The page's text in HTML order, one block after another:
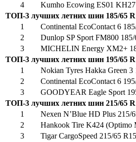
4
Kumho Ecowing ES01
ТОП-3 лучших летних шин 185/65
1
Continental EcoContact 6
2
Dunlop SP Sport FM800
3
MICHELIN Energy XM2+
ТОП-3 лучших летних шин 195/65
1
Nokian Tyres Hakka Green 3
2
Continental EcoContact 6
3
GOODYEAR Eagle Sport
ТОП-3 лучших летних шин 215/65
1
Nexen N’Blue HD Plus 215/
2
Hankook Tire K424 (Optimo
3
Tigar CargoSpeed 215/65